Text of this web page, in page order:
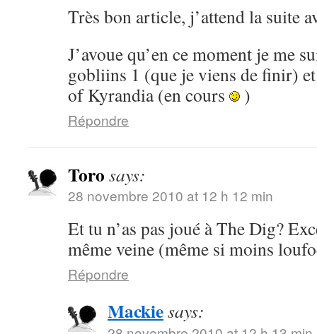
Très bon article, j’attend la suite
J’avoue qu’en ce moment je me
gobliins 1 (que je viens de finir)
of Kyrandia (en cours
)
Répondre
Toro says:
28 novembre 2010 at 12 h 12 min
Et tu n’as pas joué à The Dig?
même veine (même si moins
Répondre
Mackiesays: